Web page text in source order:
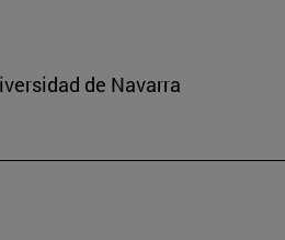
de Navarra